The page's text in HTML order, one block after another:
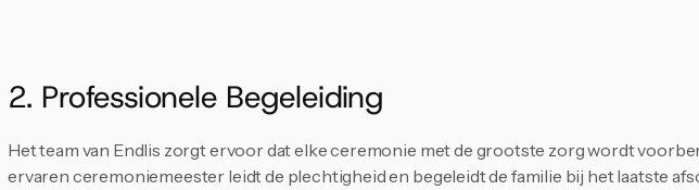
2. Professionele Begeleiding
Het team van Endlis zorgt ervoor dat elke ceremonie met de grootste zorg wordt
ervaren ceremoniemeester leidt de plechtigheid en begeleidt de familie bij het laatste